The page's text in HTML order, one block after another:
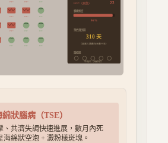
PrPˢᶜ PrPˢᶜ PrPᶜ
PrPˢᶜ PrPˢᶜ PrPᶜ
PrPˢᶜ PrPᶜ PrPᶜ
PrPᶜ PrPᶜ PrPᶜ
PrPˢᶜ（病態） 22
轉換進度
97%
預估潛伏期
310 天
（真實人類數年至數十年）
腦組織
空泡化（海綿狀）
狀腦病（TSE）
、共濟失調快速進展，數月內死
海綿狀空泡 + 澱粉樣斑塊。